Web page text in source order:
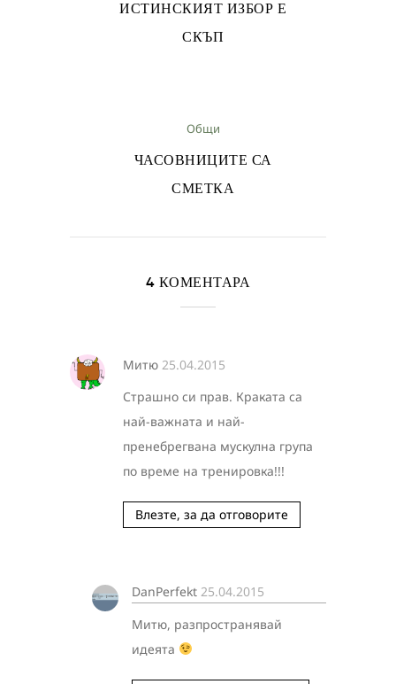
ИСТИНСКИЯТ ИЗБОР Е
СКЪП
Общи
ЧАСОВНИЦИТЕ СА
СМЕТКА
4 КОМЕНТАРА
Митю 25.04.2015
Страшно си прав. Краката са
най-важната и най-
пренебрегвана мускулна група
по време на тренировка!!!
Влезте, за да отговорите
DanPerfekt 25.04.2015
Митю, разпространявай
идеята